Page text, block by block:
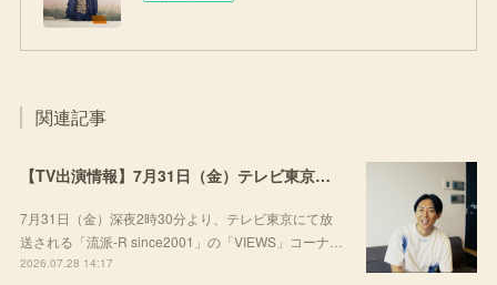
関連記事
【TV出演情報】7月31日（金）テレビ東京「流派-R since2001」
7月31日（金）深夜2時30分より、テレビ東京にて放
送される「流派-R since2001」の「VIEWS」コーナ…
2026.07.28 14:17